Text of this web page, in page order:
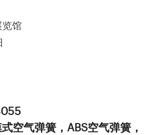
览馆
空气弹簧，ABS空气弹簧，